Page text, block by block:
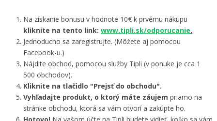
Na získanie bonusu v hodnote 10€ k prvému nákupu
kliknite na tento link: www.tipli.sk/odporucanie.
Jednoducho sa zaregistrujte. (Môžete aj pomocou
Facebook-u.)
Nájdite obchod, pomocou služby Tipli (v ponuke je cca 1
500 obchodov).
Kliknite na tlačidlo "Prejsť do obchodu".
Vyhľadajte produkt, o ktorý máte záujem priamo na
stránke obchodu, ktorá sa vám otvorí a zakúpte ho.